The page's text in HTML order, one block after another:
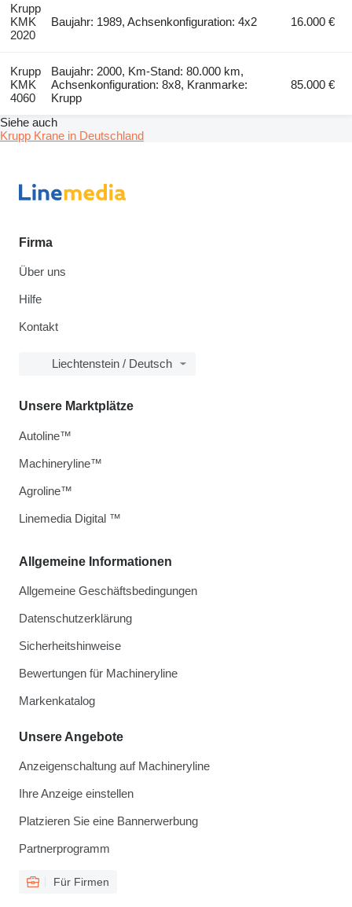
Krupp
KMK
2020
Baujahr: 1989, Achsenkonfiguration: 4x2 16.000 €
Krupp
KMK
4060
Baujahr: 2000, Km-Stand: 80.000 km,
Achsenkonfiguration: 8x8, Kranmarke:
Krupp
85.000 €
Siehe auch
Krupp Krane in Deutschland
Firma
Über uns
Hilfe
Kontakt
Liechtenstein / Deutsch
Allgemeine Informationen
Allgemeine Geschäftsbedingungen
Datenschutzerklärung
Sicherheitshinweise
Bewertungen für Machineryline
Markenkatalog
Unsere Angebote
Anzeigenschaltung auf Machineryline
Ihre Anzeige einstellen
Platzieren Sie eine Bannerwerbung
Partnerprogramm
Für Firmen
Unsere Marktplätze
Autoline™
Machineryline™
Agroline™
Linemedia Digital ™